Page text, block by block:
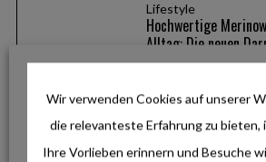
Lifestyle
Hochwertige
Alltag: Die neuen
Socken
Lifestyle
Outlines von
Wir verwenden Cookies auf unserer
die relevanteste Erfahrung zu bieten,
Ihre Vorlieben erinnern und Besuche